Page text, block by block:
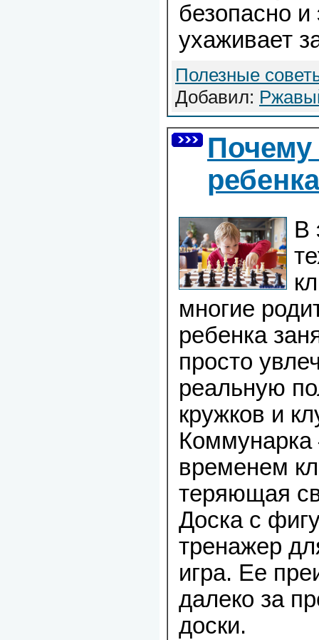
безопасно
ухаживает
Полезные
Добавил:
Почему
В
многие
ребенка
просто
реальную
кружков и
Коммунарка
временем
теряющая
Доска с
тренажер
игра. Ее
далеко за
доски.